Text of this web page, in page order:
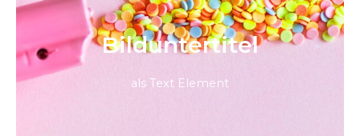
Bild­unter­titel
als Text Element